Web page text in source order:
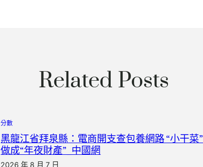
Related Posts
分數
黑龍江省拜泉縣：電商開支查包養網路 “小干菜”
做成“年夜財產”_中國網
2026 年 8 月 7 日